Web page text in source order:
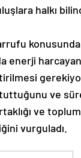
halkı
enerji
ve
ve
vurguladı.